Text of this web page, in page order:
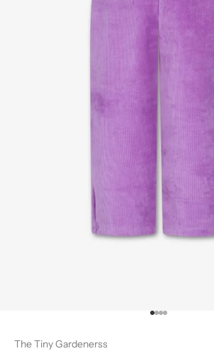
Naar artikel 1
Naar artikel 2
Naar artikel 3
Naar artikel 4
The Tiny Gardenerss